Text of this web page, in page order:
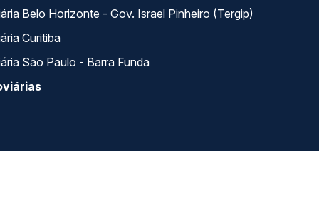
Belo Horizonte - Gov. Israel Pinheiro (Tergip)
Curitiba
São Paulo - Barra Funda